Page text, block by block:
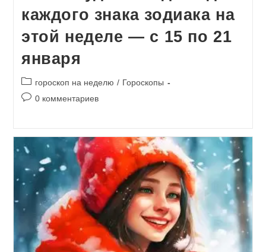
каждого знака зодиака на
этой неделе — с 15 по 21
января
Рубрика
записи:
гороскоп на неделю / Гороскопы
Комментарии
0 комментариев